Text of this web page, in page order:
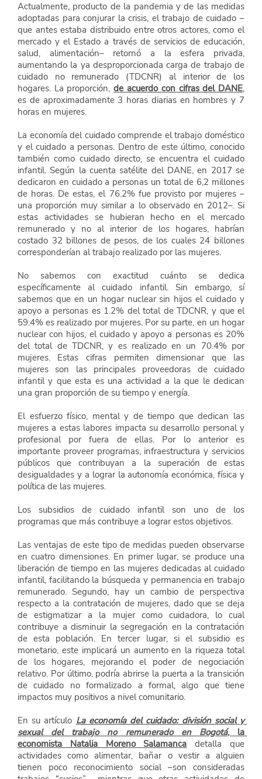
Actualmente, producto de la pandemia y de las medidas
adoptadas para conjurar la crisis, el trabajo de cuidado –
que antes estaba distribuido entre otros actores, como el
mercado y el Estado a través de servicios de educación,
salud, alimentación– retornó a la esfera privada,
aumentando la ya desproporcionada carga de trabajo de
cuidado no remunerado (TDCNR) al interior de los
hogares. La proporción, de acuerdo con cifras del DANE,
es de aproximadamente 3 horas diarias en hombres y 7
horas en mujeres.
La economía del cuidado comprende el trabajo doméstico
y el cuidado a personas. Dentro de este último, conocido
también como cuidado directo, se encuentra el cuidado
infantil. Según la cuenta satélite del DANE, en 2017 se
dedicaron en cuidado a personas un total de 6,2 millones
de horas. De estas, el 76.2% fue provisto por mujeres –
una proporción muy similar a lo observado en 2012–. Si
estas actividades se hubieran hecho en el mercado
remunerado y no al interior de los hogares, habrían
costado 32 billones de pesos, de los cuales 24 billones
corresponderían al trabajo realizado por las mujeres.
No sabemos con exactitud cuánto se dedica
específicamente al cuidado infantil. Sin embargo, sí
sabemos que en un hogar nuclear sin hijos el cuidado y
apoyo a personas es 1.2% del total de TDCNR, y que el
59.4% es realizado por mujeres. Por su parte, en un hogar
nuclear con hijos, el cuidado y apoyo a personas es 20%
del total de TDCNR, y es realizado en un 70.4% por
mujeres. Estas cifras permiten dimensionar que las
mujeres son las principales proveedoras de cuidado
infantil y que esta es una actividad a la que le dedican
una gran proporción de su tiempo y energía.
El esfuerzo físico, mental y de tiempo que dedican las
mujeres a estas labores impacta su desarrollo personal y
profesional por fuera de ellas. Por lo anterior es
importante proveer programas, infraestructura y servicios
públicos que contribuyan a la superación de estas
desigualdades y a lograr la autonomía económica, física y
política de las mujeres.
Los subsidios de cuidado infantil son uno de los
programas que más contribuye a lograr estos objetivos.
Las ventajas de este tipo de medidas pueden observarse
en cuatro dimensiones. En primer lugar, se produce una
liberación de tiempo en las mujeres dedicadas al cuidado
infantil, facilitando la búsqueda y permanencia en trabajo
remunerado. Segundo, hay un cambio de perspectiva
respecto a la contratación de mujeres, dado que se deja
de estigmatizar a la mujer como cuidadora, lo cual
contribuye a disminuir la segregación en la contratación
de esta población. En tercer lugar, si el subsidio es
monetario, este implicará un aumento en la riqueza total
de los hogares, mejorando el poder de negociación
relativo. Por último, podría abrirse la puerta a la transición
de cuidado no formalizado a formal, algo que tiene
impactos muy positivos a nivel comunitario.
En su artículo La economía del cuidado: división social y
sexual del trabajo no remunerado en Bogotá, la
economista Natalia Moreno Salamanca detalla que
actividades como alimentar, bañar o vestir a alguien
tienen poco reconocimiento social –son consideradas